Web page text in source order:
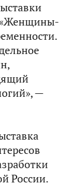
«Женщины-
—
России.